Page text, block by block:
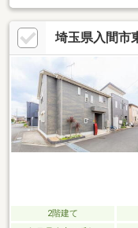
壁・屋根塗装、駐車場拡
ス、洗面化粧台、トイレ
襖張替え◎給湯器交換、
具設置当日のご見学予約
788】 までお電話下さ
頼はページ内の無料【
お進みください。
埼玉県入間市
2階建て